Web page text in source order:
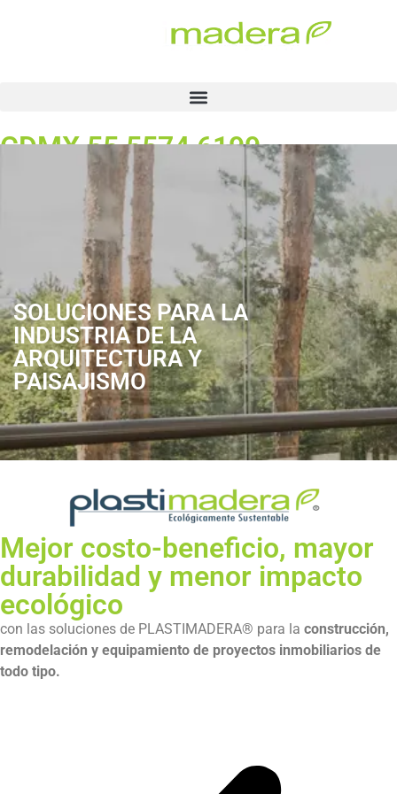
CDMX 55 5574 6199
Planta 722 279 0164
Solicita cotización
Soluciones Plastimadera®
para Arquitectura y Paisajismo
SOLUCIONES PARA LA
INDUSTRIA DE LA
ARQUITECTURA Y
PAISAJISMO
Mejor costo-beneficio, mayor
durabilidad y menor impacto
ecológico
con las soluciones de PLASTIMADERA® para la construcción,
remodelación y equipamiento de proyectos inmobiliarios de
todo tipo.